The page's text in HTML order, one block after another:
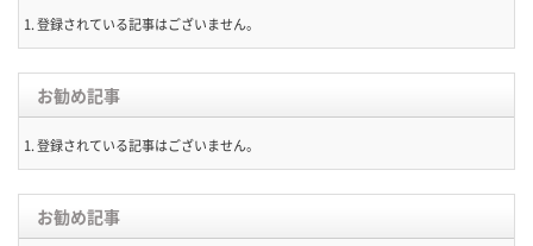
登録されている記事はございません。
お勧め記事
登録されている記事はございません。
お勧め記事